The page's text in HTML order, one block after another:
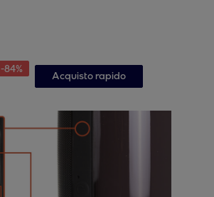
-84%
Acquisto rapido